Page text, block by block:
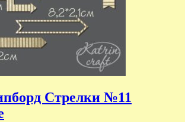
Стрелки №11